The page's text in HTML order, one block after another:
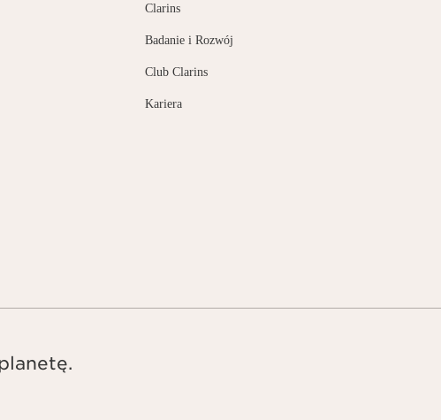
Clarins
Badanie i Rozwój
Club Clarins
Kariera